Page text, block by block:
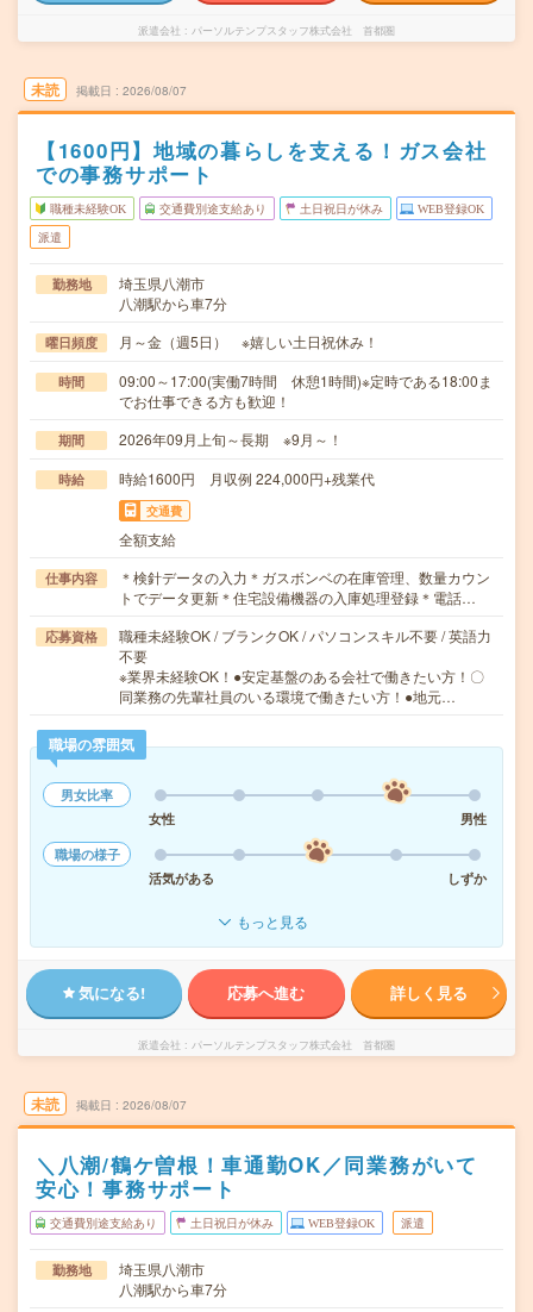
派遣会社 パーソルテンプスタッフ株式会社 首都圏
未読 掲載日 2026/08/07
【1600円】地域の暮らしを支える！ガス会社
での事務サポート
職種未経験OK 交通費別途支給あり 土日祝日が休み WEB登録OK
派遣
勤務地
埼玉県八潮市
八潮駅から車7分
曜日頻度 月～金（週5日） ※嬉しい土日祝休み！
時間
09:00～17:00(実働7時間 休憩1時間)※定時である18:00ま
でお仕事できる方も歓迎！
期間 2026年09月上旬～長期 ※9月～！
時給 時給1600円 月収例 224,000円+残業代
交通費
全額支給
仕事内容
＊検針データの入力＊ガスボンベの在庫管理、数量カウン
トでデータ更新＊住宅設備機器の入庫処理登録＊電話…
応募資格
職種未経験OK / ブランクOK / パソコンスキル不要 / 英語力
不要
※業界未経験OK！●安定基盤のある会社で働きたい方！〇
同業務の先輩社員のいる環境で働きたい方！●地元…
職場の雰囲気
男女比率
女性
男性
職場の様子
活気がある
しずか
もっと見る
気になる! 応募へ進む 詳しく見る
派遣会社 パーソルテンプスタッフ株式会社 首都圏
未読 掲載日 2026/08/07
＼八潮/鶴ケ曽根！車通勤OK／同業務がいて
安心！事務サポート
交通費別途支給あり 土日祝日が休み WEB登録OK 派遣
勤務地
埼玉県八潮市
八潮駅から車7分